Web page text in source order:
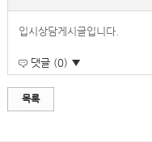
입시상담게시글입니다.
댓글 (0) ▼
목록